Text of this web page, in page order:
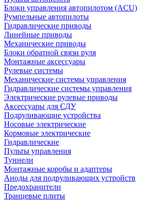
Блоки управления автопилотом (ACU)
Румпельные автопилоты
Гидравлические приводы
Линейные приводы
Механические приводы
Блоки обратной связи руля
Монтажные аксессуары
Рулевые системы
Механические системы управления
Гидравлические системы управления
Электрические рулевые приводы
Аксессуары для СДУ
Подруливающие устройства
Носовые электрические
Кормовые электрические
Гидравлические
Пульты управления
Туннели
Монтажные коробы и адаптеры
Аноды для подруливающих устройств
Предохранители
Транцевые плиты